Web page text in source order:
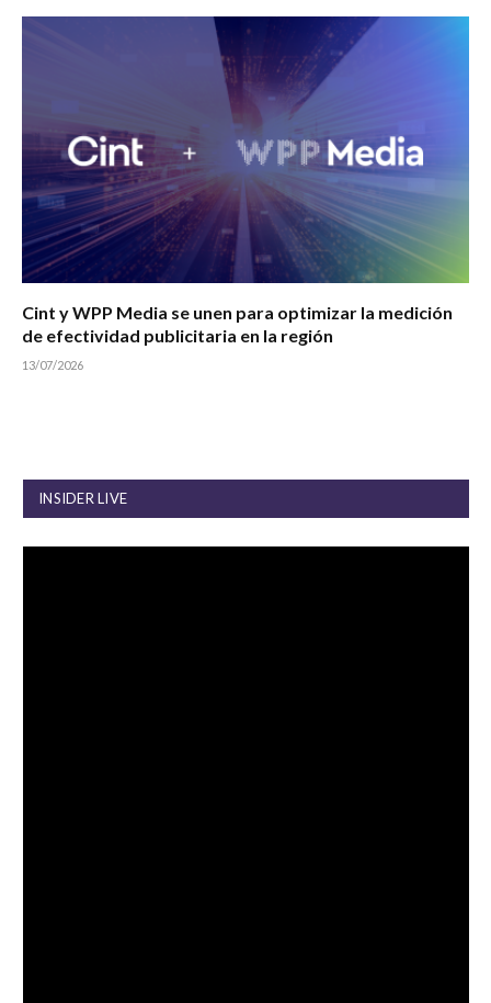
Cint y WPP Media se unen para optimizar la medición
de efectividad publicitaria en la región
13/07/2026
INSIDER LIVE